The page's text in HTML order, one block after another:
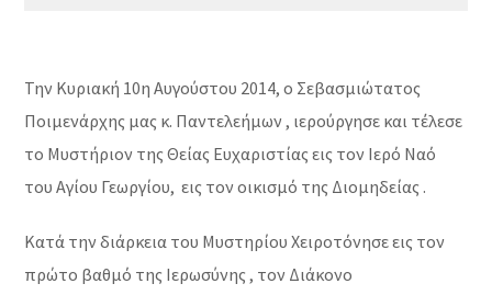
Την Κυριακή 10η Αυγούστου 2014, ο Σεβασμιώτατος
Ποιμενάρχης μας κ. Παντελεήμων , ιερούργησε και τέλεσε
το Μυστήριον της Θείας Ευχαριστίας εις τον Ιερό Ναό
του Αγίου Γεωργίου, εις τον οικισμό της Διομηδείας .
Κατά την διάρκεια του Μυστηρίου Χειροτόνησε εις τον
πρώτο βαθμό της Ιερωσύνης , τον Διάκονο